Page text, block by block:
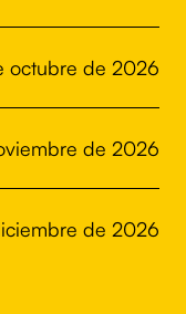
octubre de 2026
de 2026
de 2026